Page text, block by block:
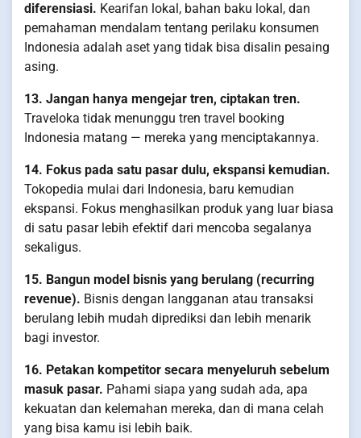
diferensiasi. Kearifan lokal, bahan baku lokal, dan
pemahaman mendalam tentang perilaku konsumen
Indonesia adalah aset yang tidak bisa disalin pesaing
asing.
13. Jangan hanya mengejar tren, ciptakan tren.
Traveloka tidak menunggu tren travel booking
Indonesia matang — mereka yang menciptakannya.
14. Fokus pada satu pasar dulu, ekspansi kemudian.
Tokopedia mulai dari Indonesia, baru kemudian
ekspansi. Fokus menghasilkan produk yang luar biasa
di satu pasar lebih efektif dari mencoba segalanya
sekaligus.
15. Bangun model bisnis yang berulang (recurring
revenue). Bisnis dengan langganan atau transaksi
berulang lebih mudah diprediksi dan lebih menarik
bagi investor.
16. Petakan kompetitor secara menyeluruh sebelum
masuk pasar. Pahami siapa yang sudah ada, apa
kekuatan dan kelemahan mereka, dan di mana celah
yang bisa kamu isi lebih baik.